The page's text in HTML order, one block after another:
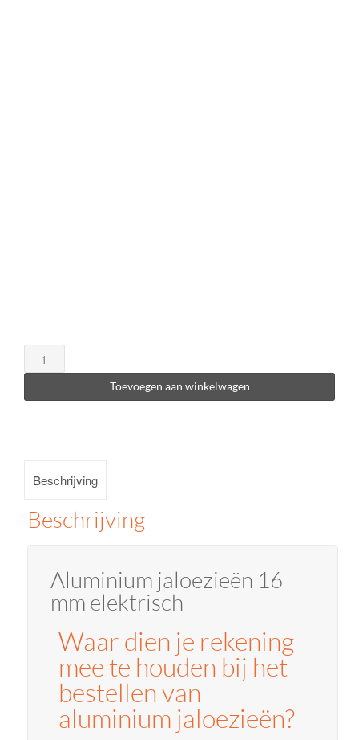
Aluminium
jaloezieën
16
Toevoegen aan winkelwagen
Beschrijving
Beschrijving
Aluminium jaloezieën 16
mm elektrisch
Waar dien je rekening
mee te houden bij het
bestellen van
aluminium jaloezieën?